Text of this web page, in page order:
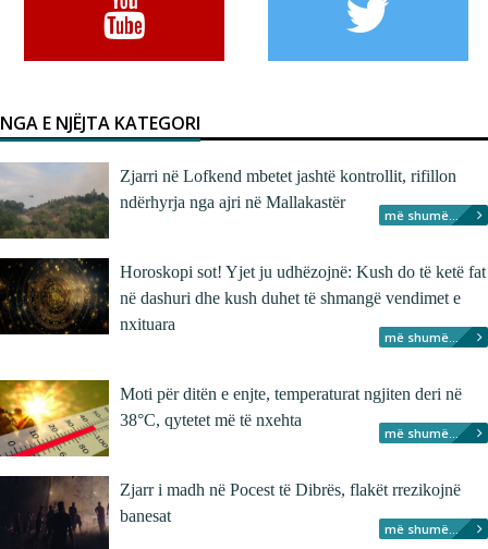
NGA E NJËJTA KATEGORI
Zjarri në Lofkend mbetet jashtë kontrollit, rifillon
ndërhyrja nga ajri në Mallakastër
më shumë...
Horoskopi sot! Yjet ju udhëzojnë: Kush do të ketë fat
në dashuri dhe kush duhet të shmangë vendimet e
nxituara
më shumë...
Moti për ditën e enjte, temperaturat ngjiten deri në
38°C, qytetet më të nxehta
më shumë...
Zjarr i madh në Pocest të Dibrës, flakët rrezikojnë
banesat
më shumë...